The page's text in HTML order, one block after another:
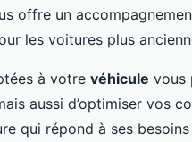
offre un
les voitures plus
à votre véhicule vous
aussi d’optimiser vos
qui répond à ses